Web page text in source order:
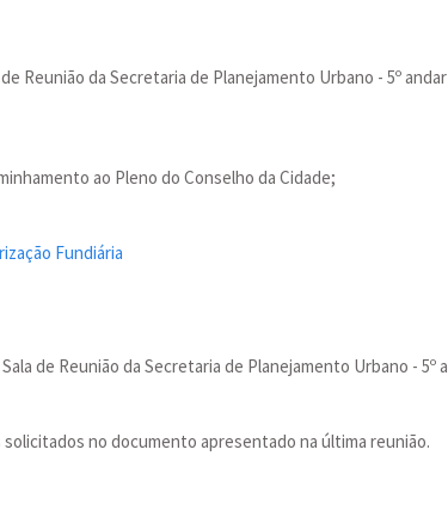
Reunião da Secretaria de Planejamento Urbano - 5º
ao Pleno do Conselho da Cidade;
Fundiária
de Reunião da Secretaria de Planejamento Urbano -
no documento apresentado na última reunião.